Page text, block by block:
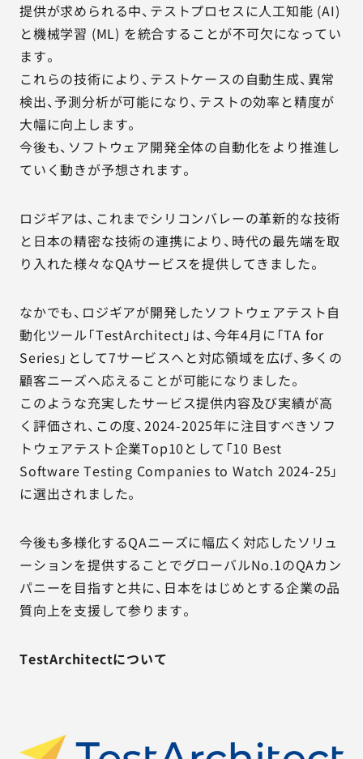
提供が求められる中、テストプロセスに人工知能 (AI)
と機械学習 (ML) を統合することが不可欠になってい
ます。
これらの技術により、テストケースの自動生成、異常
検出、予測分析が可能になり、テストの効率と精度が
大幅に向上します。
今後も、ソフトウェア開発全体の自動化をより推進し
ていく動きが予想されます。
ロジギアは、これまでシリコンバレーの革新的な技術
と日本の精密な技術の連携により、時代の最先端を取
り入れた様々なQAサービスを提供してきました。
なかでも、ロジギアが開発したソフトウェアテスト自
動化ツール「TestArchitect」は、今年4月に「TA for
Series」として7サービスへと対応領域を広げ、多くの
顧客ニーズへ応えることが可能になりました。
このような充実したサービス提供内容及び実績が高
く評価され、この度、2024-2025年に注目すべきソフ
トウェアテスト企業Top10として「10 Best
Software Testing Companies to Watch 2024-25」
に選出されました。
今後も多様化するQAニーズに幅広く対応したソリュ
ーションを提供することでグローバルNo.1のQAカン
パニーを目指すと共に、日本をはじめとする企業の品
質向上を支援して参ります。
TestArchitectについて